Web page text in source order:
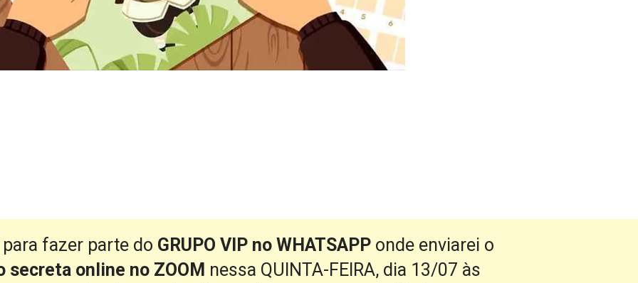
fazer parte do GRUPO VIP no WHATSAPP onde enviarei o
secreta online no ZOOM nessa QUINTA-FEIRA, dia 13/07 às